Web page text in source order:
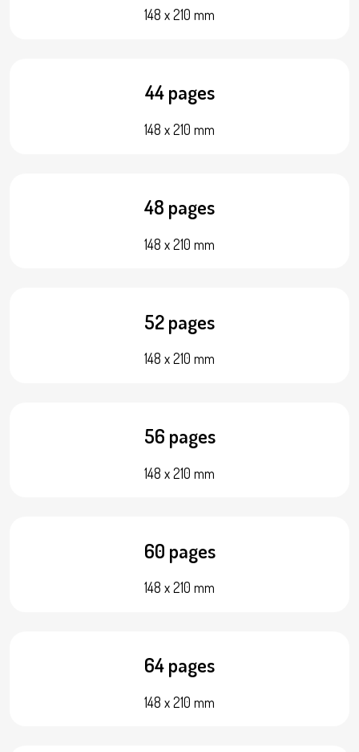
148 x 210 mm
44 pages
148 x 210 mm
48 pages
148 x 210 mm
52 pages
148 x 210 mm
56 pages
148 x 210 mm
60 pages
148 x 210 mm
64 pages
148 x 210 mm